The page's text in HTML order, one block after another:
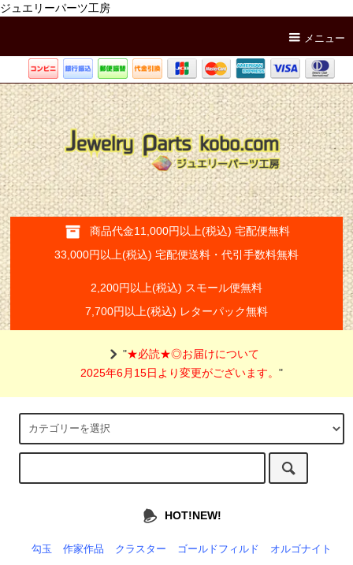
ジュエリーパーツ工房
メニュー
商品代金11,000円以上(税込) 宅配便無料
33,000円以上(税込) 宅配便送料・代引手数料無料
2,200円以上(税込) スモール便無料
7,700円以上(税込) レターパック無料
"★必読★◎お届けについて
2025年6月15日より変更がございます。"
HOT!NEW!
勾玉 作家作品 クラスター ゴールドフィルド オルゴナイト